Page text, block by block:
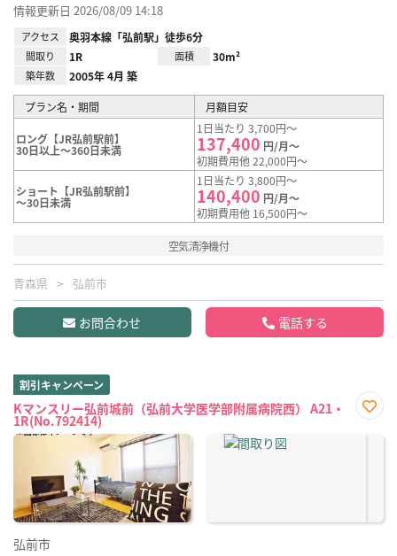
情報更新日 2026/08/09 14:18
アクセス 奥羽本線「弘前駅」徒歩6分
間取り 1R 面積 30m²
築年数 2005年 4月 築
プラン名・期間 月額目安
ロング【JR弘前駅前】
30日以上～360日未満
1日当たり 3,700円～
137,400 円/月～
初期費用他 22,000円～
ショート【JR弘前駅前】
～30日未満
1日当たり 3,800円～
140,400 円/月～
初期費用他 16,500円～
空気清浄機付
青森県 弘前市
お問合わせ 電話する
割引キャンペーン
Kマンスリー弘前城前（弘前大学医学部附属病院西） A21・
1R(No.792414)
に入
弘前市